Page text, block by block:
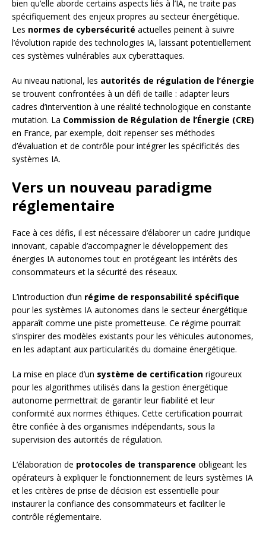
bien qu’elle aborde certains aspects liés à l’IA, ne traite pas
spécifiquement des enjeux propres au secteur énergétique.
Les normes de cybersécurité actuelles peinent à suivre
l’évolution rapide des technologies IA, laissant potentiellement
ces systèmes vulnérables aux cyberattaques.
Au niveau national, les autorités de régulation de l’énergie
se trouvent confrontées à un défi de taille : adapter leurs
cadres d’intervention à une réalité technologique en constante
mutation. La Commission de Régulation de l’Énergie (CRE)
en France, par exemple, doit repenser ses méthodes
d’évaluation et de contrôle pour intégrer les spécificités des
systèmes IA.
Vers un nouveau paradigme
réglementaire
Face à ces défis, il est nécessaire d’élaborer un cadre juridique
innovant, capable d’accompagner le développement des
énergies IA autonomes tout en protégeant les intérêts des
consommateurs et la sécurité des réseaux.
L’introduction d’un régime de responsabilité spécifique
pour les systèmes IA autonomes dans le secteur énergétique
apparaît comme une piste prometteuse. Ce régime pourrait
s’inspirer des modèles existants pour les véhicules autonomes,
en les adaptant aux particularités du domaine énergétique.
La mise en place d’un système de certification rigoureux
pour les algorithmes utilisés dans la gestion énergétique
autonome permettrait de garantir leur fiabilité et leur
conformité aux normes éthiques. Cette certification pourrait
être confiée à des organismes indépendants, sous la
supervision des autorités de régulation.
L’élaboration de protocoles de transparence obligeant les
opérateurs à expliquer le fonctionnement de leurs systèmes IA
et les critères de prise de décision est essentielle pour
instaurer la confiance des consommateurs et faciliter le
contrôle réglementaire.